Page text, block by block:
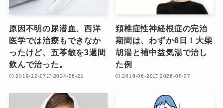
原因不明の尿潜血、西洋
医学では治療もできなか
ったけど、五苓散を3週間
飲んで治った。
2019-12-07 2024-06-21
頚椎症性神経根症の完治
期間は、わずか6日！大柴
胡湯と補中益気湯で治し
た例
2019-06-20 2026-08-07